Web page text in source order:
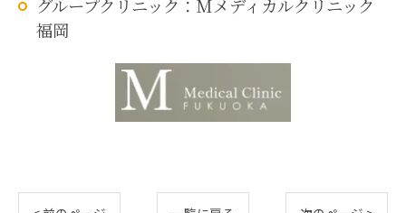
グループクリニック：Mメディカルクリニック
福岡